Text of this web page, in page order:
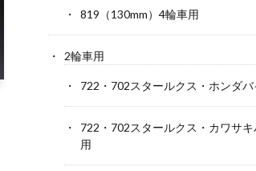
819（130mm）4輪車用
2輪車用
722・702スタールクス・ホンダバ
722・702スタールクス・カワサキ
用